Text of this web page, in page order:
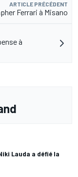
ARTICLE PRÉCÉDENT
Ferrari à Misano
à
Lauda a défié la